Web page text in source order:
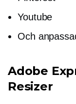
Youtube
Och
Adobe
Resizer